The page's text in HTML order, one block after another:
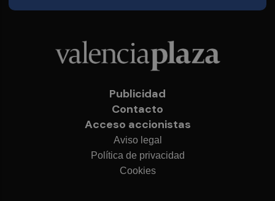
Publicidad
Contacto
Acceso accionistas
Aviso legal
Política de privacidad
Cookies